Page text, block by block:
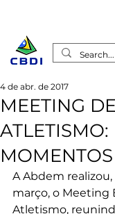
MEETING DE
MOMENTOS
4 de abr. de 2017
A Abdem realizou,
março, o Meeting
Atletismo,